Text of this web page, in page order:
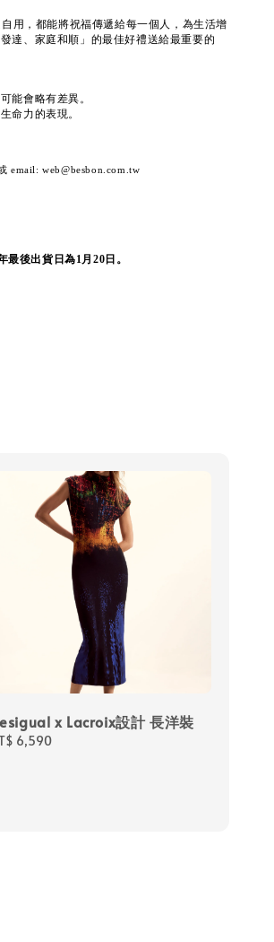
用，都能將祝福傳遞給每一個人，為生活增
達、家庭和順」的最佳好禮送給最重要的
能會略有差異。
命力的表現。
email: web@besbon.com.tw
最後出貨日為1月20日。
x Lacroix設計 長洋裝
6,590